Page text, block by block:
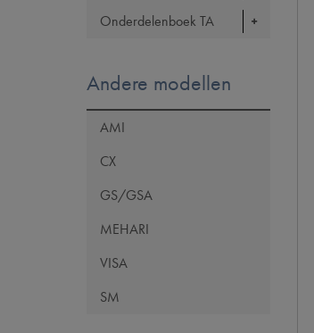
Onderdelenboek TA
Andere modellen
AMI
CX
GS/GSA
MEHARI
VISA
SM